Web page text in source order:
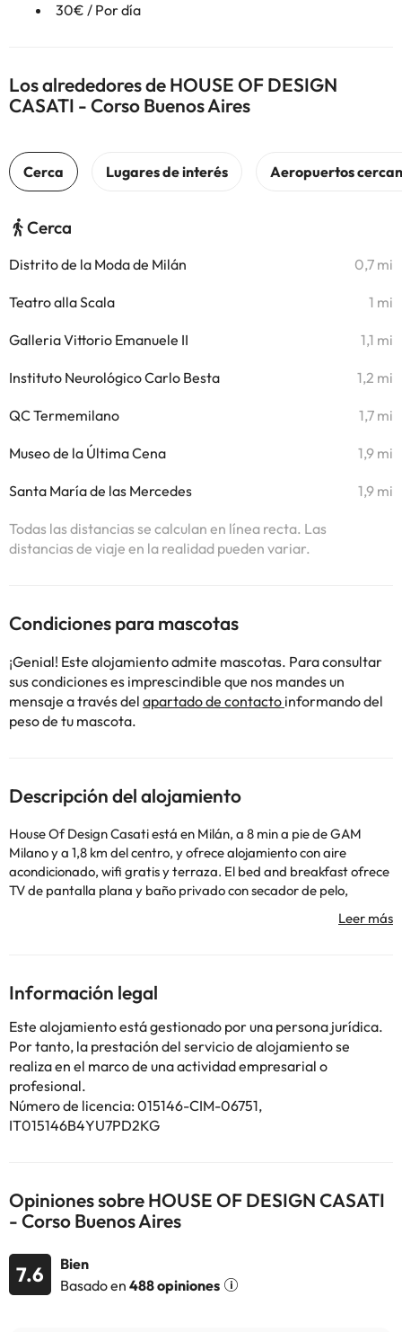
30€ / Por día
Los alrededores de HOUSE OF DESIGN
CASATI - Corso Buenos Aires
Cerca
Distrito de la Moda de Milán 0,7 mi
Teatro alla Scala 1 mi
Galleria Vittorio Emanuele II 1,1 mi
Instituto Neurológico Carlo Besta 1,2 mi
QC Termemilano 1,7 mi
Museo de la Última Cena 1,9 mi
Santa María de las Mercedes 1,9 mi
Todas las distancias se calculan en línea recta. Las
distancias de viaje en la realidad pueden variar.
Condiciones para mascotas
¡Genial! Este alojamiento admite mascotas. Para consultar
sus condiciones es imprescindible que nos mandes un
mensaje a través del apartado de contacto informando del
peso de tu mascota.
Descripción del alojamiento
House Of Design Casati está en Milán, a 8 min a pie de GAM
Milano y a 1,8 km del centro, y ofrece alojamiento con aire
acondicionado, wifi gratis y terraza. El bed and breakfast ofrece
TV de pantalla plana y baño privado con secador de pelo,
alojamiento hay puntos de interés como Villa Necchi Campiglio,
alojamiento ofrece servicio de traslado de pago para ir o volver
del aeropuerto.
En este alojamiento no se pueden celebrar despedidas de soltero
o soltera ni fiestas similares.
Algunos de los servicios detallados pueden ser de pago. Puedes
consultar sus tarifas directamente en el establecimiento. Toda la
información de esta ficha está sujeta a cambios por parte del
Información legal
Este alojamiento está gestionado por una persona jurídica.
Por tanto, la prestación del servicio de alojamiento se
realiza en el marco de una actividad empresarial o
profesional.
Número de licencia: 015146-CIM-06751,
IT015146B4YU7PD2KG
Opiniones sobre HOUSE OF DESIGN CASATI
- Corso Buenos Aires
7.6
Bien
Basado en 488 opiniones